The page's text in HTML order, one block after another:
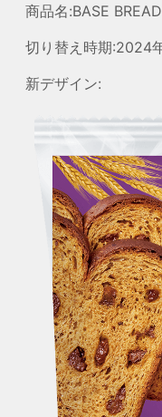
商品名:BASE
切り替え時期:2024
新デザイン: